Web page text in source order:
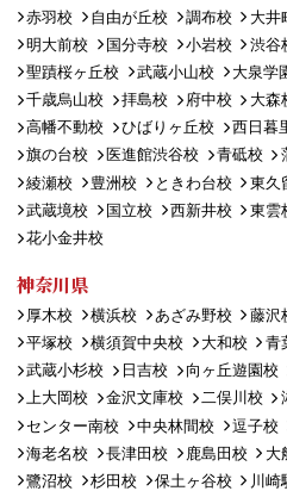
赤羽校
自由が丘校 調布校 大井
明大前校
国分寺校 小岩校 渋谷
聖蹟桜ヶ丘校
武蔵小山校 大泉学
千歳烏山校
拝島校 府中校 大森
高幡不動校
ひばりヶ丘校 西日暮
旗の台校
医進館渋谷校 青砥校
綾瀬校
豊洲校 ときわ台校 東久
武蔵境校
国立校 西新井校 東雲
花小金井校
神奈川県
厚木校 横浜校 あざみ野校 藤沢
平塚校
横須賀中央校 大和校 青
武蔵小杉校
日吉校 向ヶ丘遊園校
上大岡校
金沢文庫校 二俣川校
センター南校
中央林間校 逗子校
海老名校
長津田校 鹿島田校 大
鷺沼校
杉田校 保土ヶ谷校 川崎